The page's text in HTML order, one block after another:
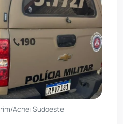
Achei Sudoeste